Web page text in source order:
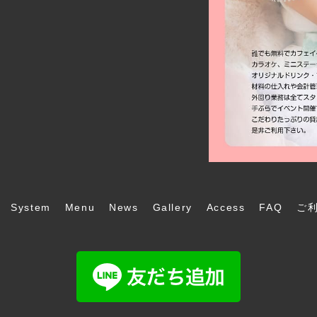
System Menu News Gallery Access FAQ ご